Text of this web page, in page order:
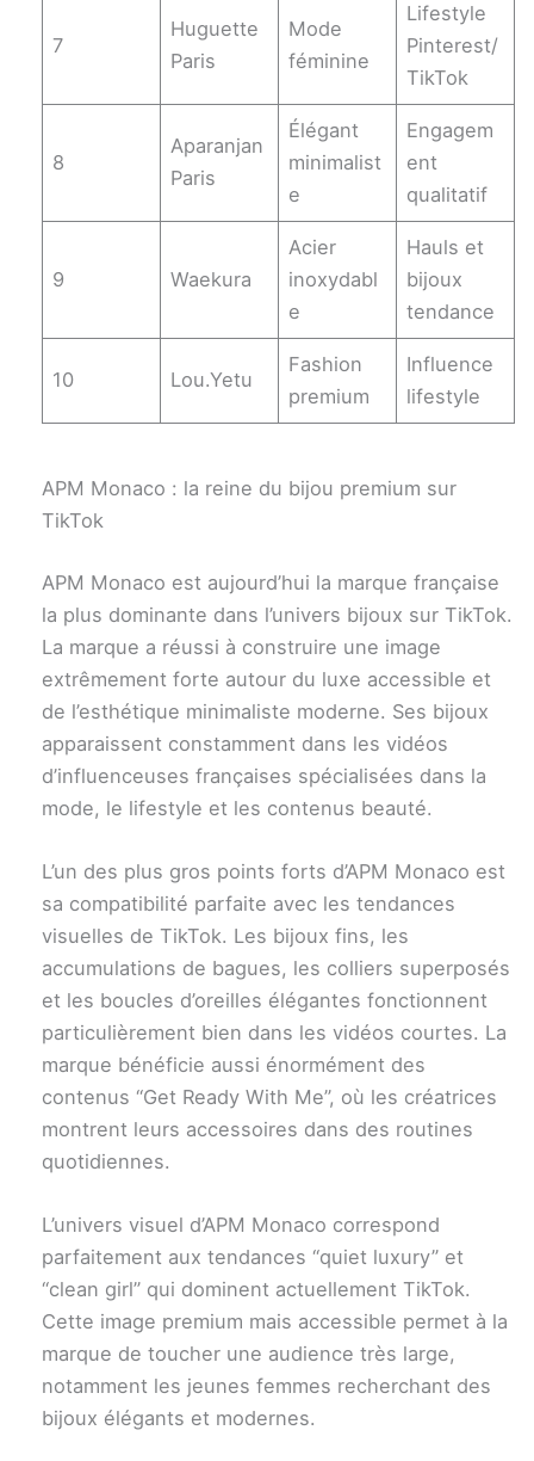
7
Huguette
Paris
Mode
féminine
Lifestyle
Pinterest/
TikTok
8
Aparanjan
Paris
Élégant
minimalist
e
Engagem
ent
qualitatif
9 Waekura
Acier
inoxydabl
e
Hauls et
bijoux
tendance
10 Lou.Yetu
Fashion
premium
Influence
lifestyle
APM Monaco : la reine du bijou premium sur
TikTok
APM Monaco est aujourd’hui la marque française
la plus dominante dans l’univers bijoux sur TikTok.
La marque a réussi à construire une image
extrêmement forte autour du luxe accessible et
de l’esthétique minimaliste moderne. Ses bijoux
apparaissent constamment dans les vidéos
d’influenceuses françaises spécialisées dans la
mode, le lifestyle et les contenus beauté.
L’un des plus gros points forts d’APM Monaco est
sa compatibilité parfaite avec les tendances
visuelles de TikTok. Les bijoux fins, les
accumulations de bagues, les colliers superposés
et les boucles d’oreilles élégantes fonctionnent
particulièrement bien dans les vidéos courtes. La
marque bénéficie aussi énormément des
contenus “Get Ready With Me”, où les créatrices
montrent leurs accessoires dans des routines
quotidiennes.
L’univers visuel d’APM Monaco correspond
parfaitement aux tendances “quiet luxury” et
“clean girl” qui dominent actuellement TikTok.
Cette image premium mais accessible permet à la
marque de toucher une audience très large,
notamment les jeunes femmes recherchant des
bijoux élégants et modernes.